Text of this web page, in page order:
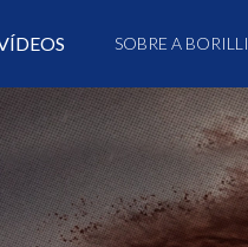
SOBRE A BORILLI